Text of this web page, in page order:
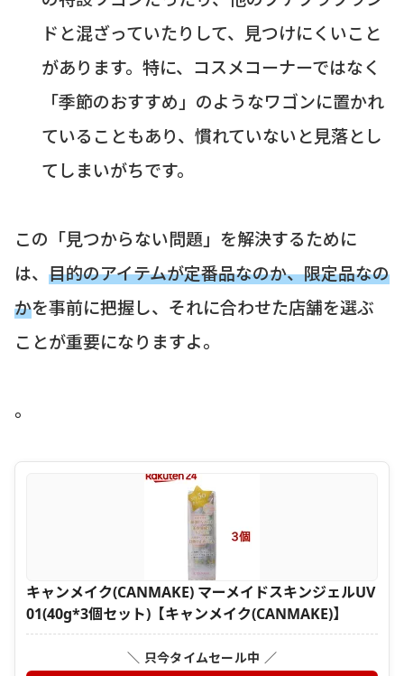
ドと混ざっていたりして、見つけにくいこと
があります。特に、コスメコーナーではなく
「季節のおすすめ」のようなワゴンに置かれ
ていることもあり、慣れていないと見落とし
てしまいがちです。
この「見つからない問題」を解決するために
は、 目的のアイテムが定番品なのか、限定品なの
かを事前に把握し、それに合わせた店舗を選ぶ
ことが重要になりますよ。
。
キャンメイク(CANMAKE) マーメイドスキンジェルUV
01(40g*3個セット)【キャンメイク(CANMAKE)】
＼ 只今タイムセール中 ／